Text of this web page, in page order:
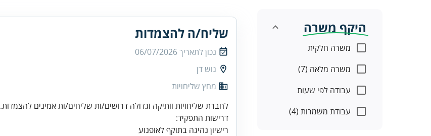
היקף משרה
משרה חלקית
משרה מלאה (7)
עבודה לפי שעות
עבודת משמרות (4)
שליח/ה להצמדות
נכון לתאריך06/07/2026
גוש דן
מחץ שליחויות
לחברת שליחויות וותיקה וגדולה דרושים/ות שליחים/ות אמינים להצמדות.